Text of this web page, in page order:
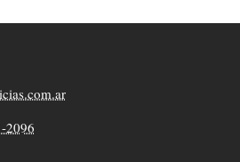
2096